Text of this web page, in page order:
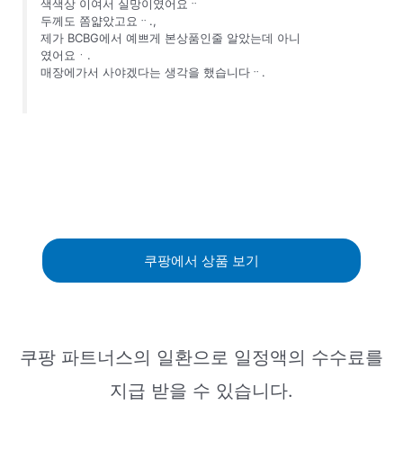
색색상 이여서 실망이였어요ᆢ
두께도 쫌얇았고요ᆢ.,
제가 BCBG에서 예쁘게 본상품인줄 알았는데 아니
였어요ㆍ.
매장에가서 사야겠다는 생각을 했습니다ᆢ.
쿠팡에서 상품 보기
쿠팡 파트너스의 일환으로 일정액의 수수료를
지급 받을 수 있습니다.